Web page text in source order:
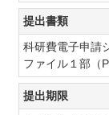
提出書類
科研費電子申請
ファイル１部（
提出期限